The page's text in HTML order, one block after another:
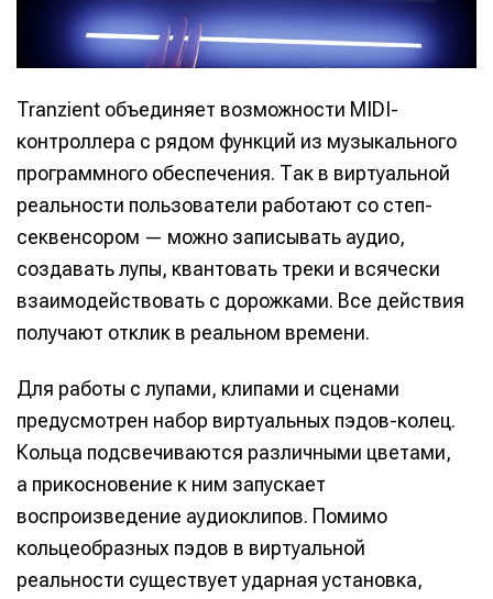
Tranzient объединяет возможности MIDI-
контроллера с рядом функций из музыкального
программного обеспечения. Так в виртуальной
реальности пользователи работают со степ-
секвенсором — можно записывать аудио,
создавать лупы, квантовать треки и всячески
взаимодействовать с дорожками. Все действия
получают отклик в реальном времени.
Для работы с лупами, клипами и сценами
предусмотрен набор виртуальных пэдов-колец.
Кольца подсвечиваются различными цветами,
а прикосновение к ним запускает
воспроизведение аудиоклипов. Помимо
кольцеобразных пэдов в виртуальной
реальности существует ударная установка,